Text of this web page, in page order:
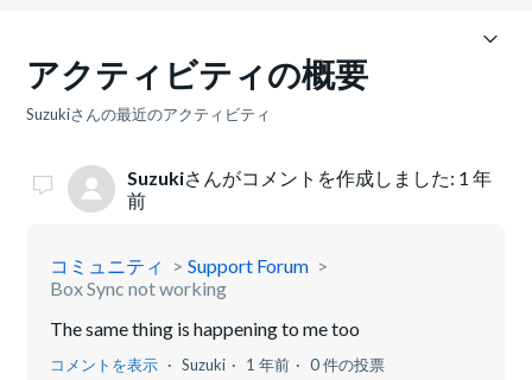
アクティビティの概要
Suzukiさんの最近のアクティビティ
Suzukiさんがコメントを作成しました: 1 年
前
コミュニティ
Support Forum
Box Sync not working
The same thing is happening to me too
コメントを表示 Suzuki 1 年前 0 件の投票